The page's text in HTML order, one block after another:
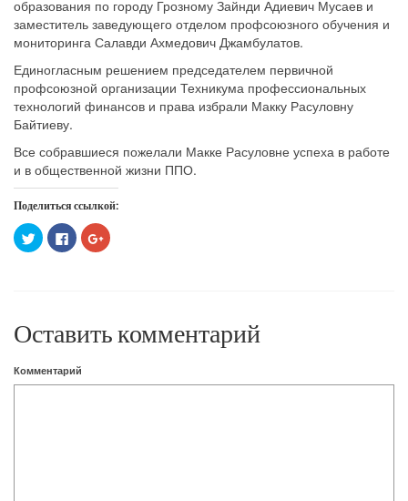
образования по городу Грозному Зайнди Адиевич Мусаев и
заместитель заведующего отделом профсоюзного обучения и
мониторинга Салавди Ахмедович Джамбулатов.
Единогласным решением председателем первичной
профсоюзной организации Техникума профессиональных
технологий финансов и права избрали Макку Расуловну
Байтиеву.
Все собравшиеся пожелали Макке Расуловне успеха в работе
и в общественной жизни ППО.
Поделиться ссылкой:
Нажмите,
чтобы
поделиться
Нажмите
здесь,
чтобы
новом
окне)
Нажмите,
чтобы
Оставить комментарий
Комментарий